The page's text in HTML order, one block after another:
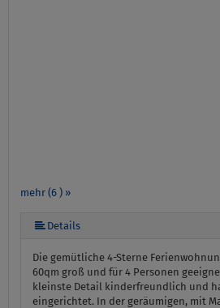
mehr (6 ) »
mehr (6 ) »
mehr (6 ) »
Details
Die gemütliche 4-Sterne
60qm groß und für 4 Personen
kleinste Detail kinderfreundlich und
eingerichtet. In der geräumigen, mit